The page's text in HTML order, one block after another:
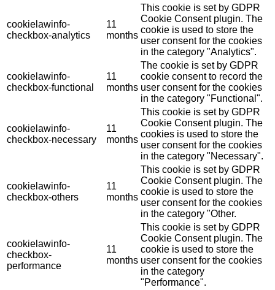
cookielawinfo-
checkbox-analytics
11
months
This cookie is set by GDPR
Cookie Consent plugin. The
cookie is used to store the
user consent for the cookies
in the category "Analytics".
cookielawinfo-
checkbox-functional
11
months
The cookie is set by GDPR
cookie consent to record the
user consent for the cookies
in the category "Functional".
cookielawinfo-
checkbox-necessary
11
months
This cookie is set by GDPR
Cookie Consent plugin. The
cookies is used to store the
user consent for the cookies
in the category "Necessary".
cookielawinfo-
checkbox-others
11
months
This cookie is set by GDPR
Cookie Consent plugin. The
cookie is used to store the
user consent for the cookies
in the category "Other.
cookielawinfo-
checkbox-
performance
11
months
This cookie is set by GDPR
Cookie Consent plugin. The
cookie is used to store the
user consent for the cookies
in the category
"Performance".